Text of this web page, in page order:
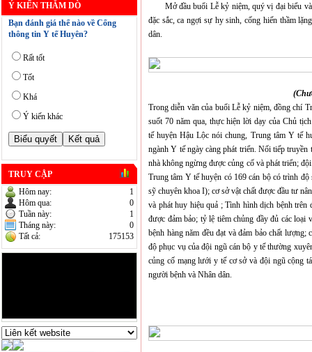
Ý KIẾN THĂM DÒ
Bạn đánh giá thể nào về Cổng
thông tin Y tế Huyên?
Rất tốt
Tốt
Khá
Ý kiến khác
TRUY CẬP
Hôm nay:
1
Hôm qua:
0
Tuần này:
1
Tháng này:
0
Tất cả:
175153
Mở đầu buổi Lễ kỷ niệm, quý vị đại biểu và
đặc sắc, ca ngợi sự hy sinh, cống hiến thầm
dân.
Trong diễn văn của buổi Lễ kỷ niệm, đồng chí
suốt 70 năm qua, thực hiện lời dạy của Chủ
tế huyện Hậu Lộc nói chung, Trung tâm Y tế
ngành Y tế ngày càng phát triển. Nối tiếp truyền
nhà không ngừng được củng cố và phát triển;
Trung tâm Y tế huyện có 169 cán bộ có trình
sỹ chuyên khoa I); cơ sở vật chất được đầu tư
và phát huy hiệu quả ; Tình hình dịch bệnh trên
được đảm bảo; tỷ lệ tiêm chủng đầy đủ các loại
bệnh hàng năm đều đạt và đảm bảo chất
độ phục vụ của đội ngũ cán bộ y tế thường
củng cố mạng lưới y tế cơ sở và đội ngũ cộng
người bệnh và Nhân dân.